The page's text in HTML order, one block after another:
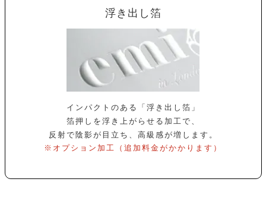
浮き出し箔
インパクトのある「浮き出し箔」
箔押しを浮き上がらせる加工で、
反射で陰影が目立ち、高級感が増します。
※オプション加工（追加料金がかかります）